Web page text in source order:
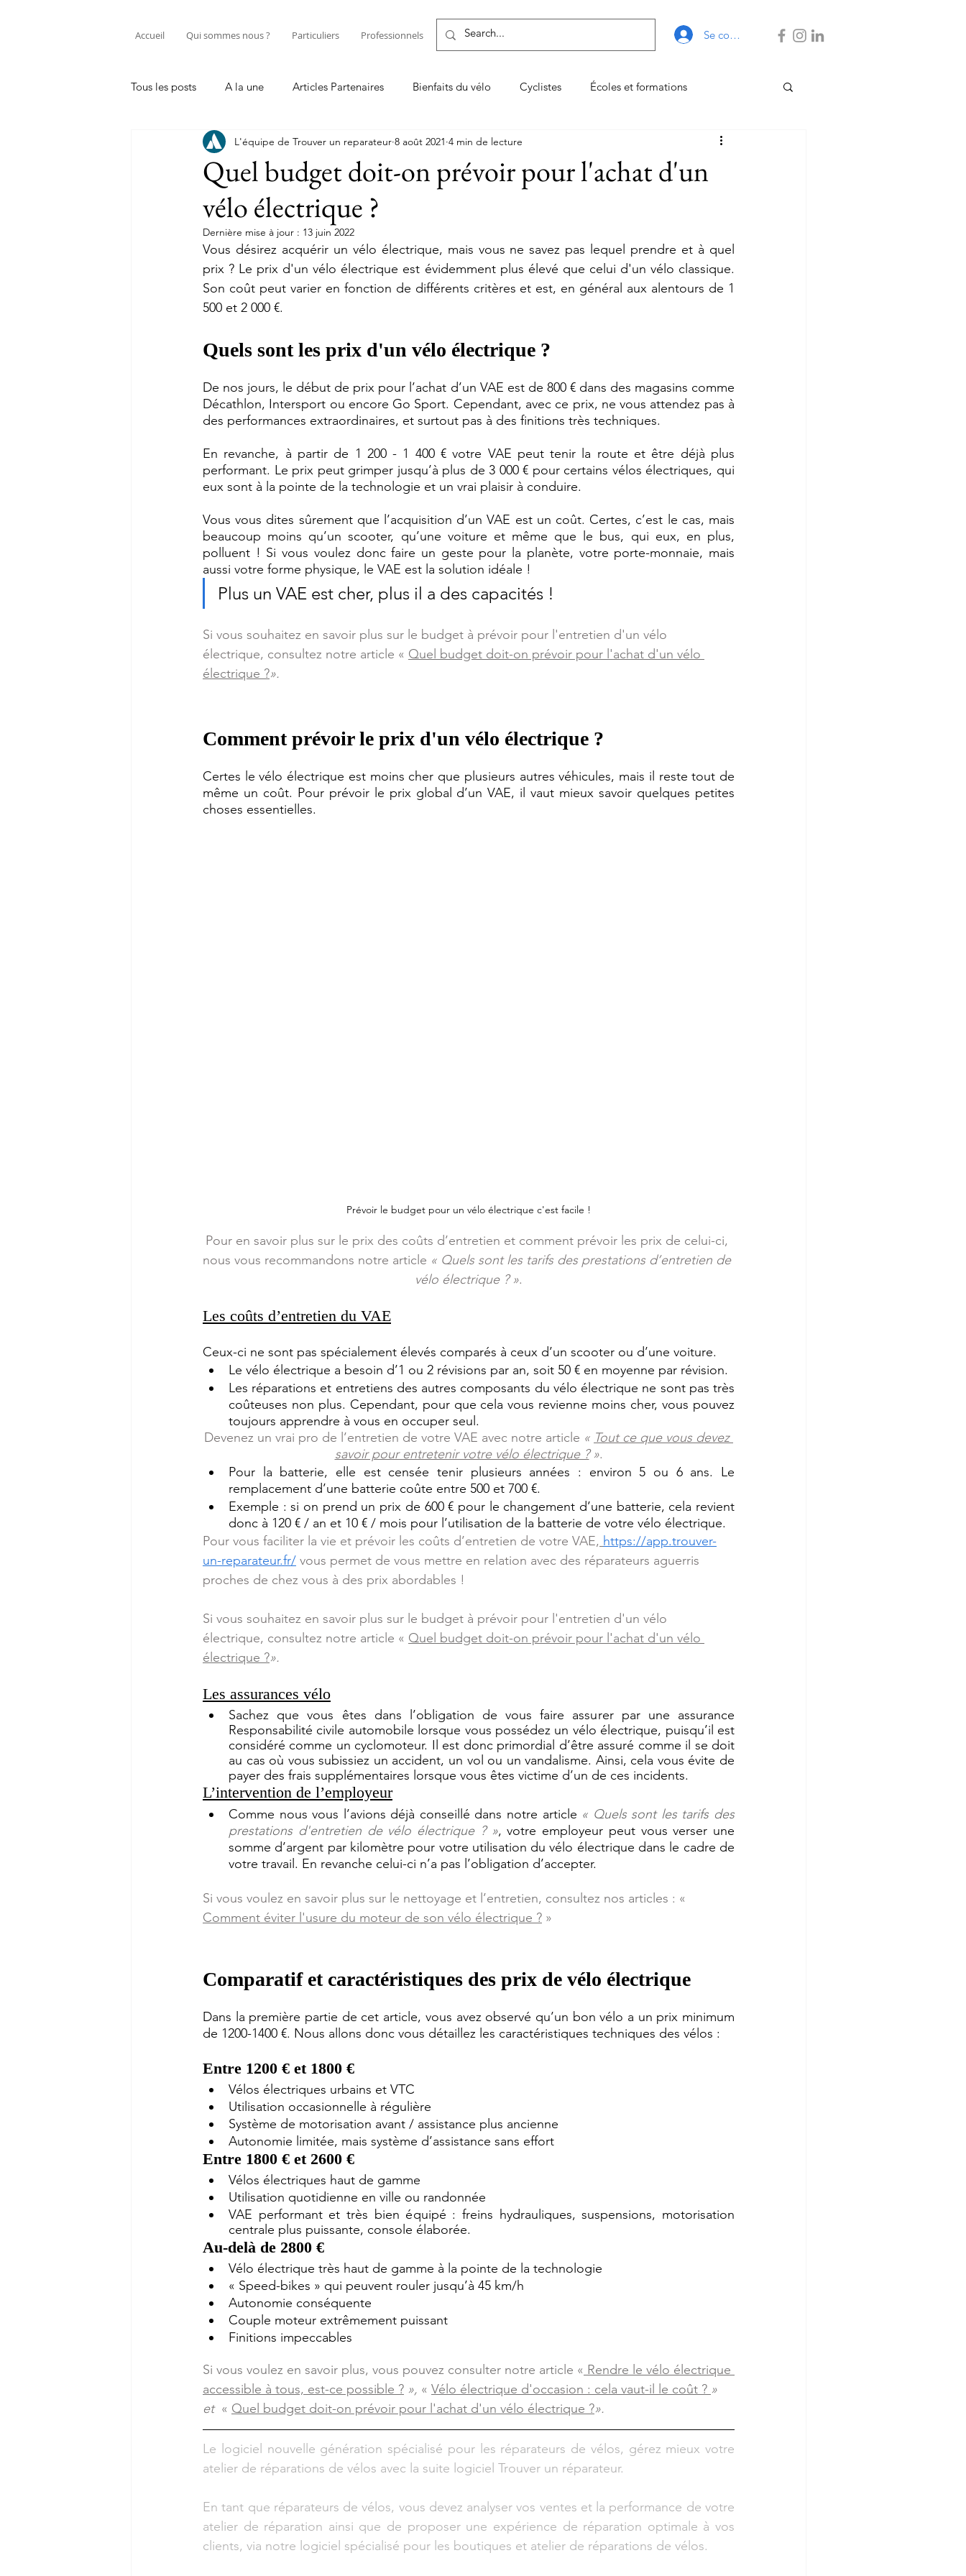
Accueil Qui sommes nous ? Particuliers Professionnels Se connecter
Tous les posts A la une Articles Partenaires Bienfaits du vélo Cyclistes Écoles et formations
Entretenir sa trottinette électriqu Entretenir son vélo ou son VAE Les TOP
Professionnel Tutos réparation vélo
Quel budget doit-on prévoir pour l'achat d'un
vélo électrique ?
L'équipe de Trouver un reparateur 8 août 2021 4 min de lecture
Dernière mise à jour : 13 juin 2022
Vous désirez acquérir un vélo électrique, mais vous ne savez pas lequel prendre et à quel
prix ? Le prix d'un vélo électrique est évidemment plus élevé que celui d'un vélo classique.
Son coût peut varier en fonction de différents critères et est, en général aux alentours de 1
500 et 2 000 €.
Quels sont les prix d'un vélo électrique ?
De nos jours, le début de prix pour l’achat d’un VAE est de 800 € dans des magasins comme
Décathlon, Intersport ou encore Go Sport. Cependant, avec ce prix, ne vous attendez pas à
des performances extraordinaires, et surtout pas à des finitions très techniques.
En revanche, à partir de 1 200 - 1 400 € votre VAE peut tenir la route et être déjà plus
performant. Le prix peut grimper jusqu’à plus de 3 000 € pour certains vélos électriques, qui
eux sont à la pointe de la technologie et un vrai plaisir à conduire.
Vous vous dites sûrement que l’acquisition d’un VAE est un coût. Certes, c’est le cas, mais
beaucoup moins qu’un scooter, qu’une voiture et même que le bus, qui eux, en plus,
polluent ! Si vous voulez donc faire un geste pour la planète, votre porte-monnaie, mais
aussi votre forme physique, le VAE est la solution idéale !
Plus un VAE est cher, plus il a des capacités !
Si vous souhaitez en savoir plus sur le budget à prévoir pour l'entretien d'un vélo
électrique, consultez notre article « Quel budget doit-on prévoir pour l'achat d'un vélo
électrique ?».
Comment prévoir le prix d'un vélo électrique ?
Certes le vélo électrique est moins cher que plusieurs autres véhicules, mais il reste tout de
même un coût. Pour prévoir le prix global d’un VAE, il vaut mieux savoir quelques petites
choses essentielles.
Prévoir le budget pour un vélo électrique c'est facile !
Pour en savoir plus sur le prix des coûts d’entretien et comment prévoir les prix de celui-ci,
nous vous recommandons notre article « Quels sont les tarifs des prestations d’entretien de
vélo électrique ? ».
Les coûts d’entretien du VAE
Ceux-ci ne sont pas spécialement élevés comparés à ceux d’un scooter ou d’une voiture.
Le vélo électrique a besoin d’1 ou 2 révisions par an, soit 50 € en moyenne par révision.
Les réparations et entretiens des autres composants du vélo électrique ne sont pas très
coûteuses non plus. Cependant, pour que cela vous revienne moins cher, vous pouvez
toujours apprendre à vous en occuper seul.
Devenez un vrai pro de l’entretien de votre VAE avec notre article « Tout ce que vous devez
savoir pour entretenir votre vélo électrique ? ».
Pour la batterie, elle est censée tenir plusieurs années : environ 5 ou 6 ans. Le
remplacement d’une batterie coûte entre 500 et 700 €.
Exemple : si on prend un prix de 600 € pour le changement d’une batterie, cela revient
donc à 120 € / an et 10 € / mois pour l’utilisation de la batterie de votre vélo électrique.
Pour vous faciliter la vie et prévoir les coûts d’entretien de votre VAE, https://app.trouver-
un-reparateur.fr/ vous permet de vous mettre en relation avec des réparateurs aguerris
proches de chez vous à des prix abordables !
Si vous souhaitez en savoir plus sur le budget à prévoir pour l'entretien d'un vélo
électrique, consultez notre article « Quel budget doit-on prévoir pour l'achat d'un vélo
électrique ?».
Les assurances vélo
Sachez que vous êtes dans l’obligation de vous faire assurer par une assurance
Responsabilité civile automobile lorsque vous possédez un vélo électrique, puisqu’il est
considéré comme un cyclomoteur. Il est donc primordial d’être assuré comme il se doit
au cas où vous subissiez un accident, un vol ou un vandalisme. Ainsi, cela vous évite de
payer des frais supplémentaires lorsque vous êtes victime d’un de ces incidents.
L’intervention de l’employeur
Comme nous vous l’avions déjà conseillé dans notre article « Quels sont les tarifs des
prestations d'entretien de vélo électrique ? », votre employeur peut vous verser une
somme d’argent par kilomètre pour votre utilisation du vélo électrique dans le cadre de
votre travail. En revanche celui-ci n’a pas l’obligation d’accepter.
Si vous voulez en savoir plus sur le nettoyage et l’entretien, consultez nos articles : «
Comment éviter l'usure du moteur de son vélo électrique ? »
Comparatif et caractéristiques des prix de vélo électrique
Dans la première partie de cet article, vous avez observé qu’un bon vélo a un prix minimum
de 1200-1400 €. Nous allons donc vous détaillez les caractéristiques techniques des vélos :
Entre 1200 € et 1800 €
Vélos électriques urbains et VTC
Utilisation occasionnelle à régulière
Système de motorisation avant / assistance plus ancienne
Autonomie limitée, mais système d’assistance sans effort
Entre 1800 € et 2600 €
Vélos électriques haut de gamme
Utilisation quotidienne en ville ou randonnée
VAE performant et très bien équipé : freins hydrauliques, suspensions, motorisation
centrale plus puissante, console élaborée.
Au-delà de 2800 €
Vélo électrique très haut de gamme à la pointe de la technologie
« Speed-bikes » qui peuvent rouler jusqu’à 45 km/h
Autonomie conséquente
Couple moteur extrêmement puissant
Finitions impeccables
Si vous voulez en savoir plus, vous pouvez consulter notre article « Rendre le vélo électrique
accessible à tous, est-ce possible ? », « Vélo électrique d'occasion : cela vaut-il le coût ? »
et « Quel budget doit-on prévoir pour l'achat d'un vélo électrique ?».
Le logiciel nouvelle génération spécialisé pour les réparateurs de vélos, gérez mieux votre
atelier de réparations de vélos avec la suite logiciel Trouver un réparateur.
En tant que réparateurs de vélos, vous devez analyser vos ventes et la performance de votre
atelier de réparation ainsi que de proposer une expérience de réparation optimale à vos
clients, via notre logiciel spécialisé pour les boutiques et atelier de réparations de vélos.